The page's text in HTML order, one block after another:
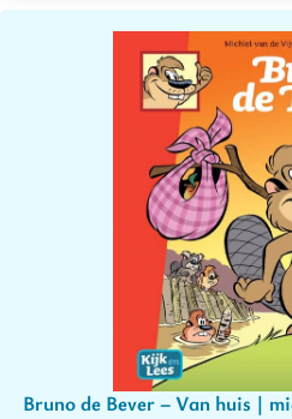
Bruno de Bever – Van huis |